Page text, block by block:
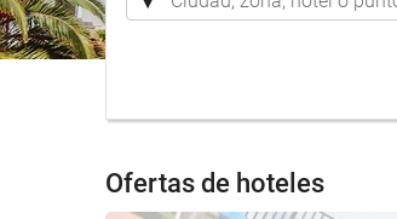
Ofertas de hoteles